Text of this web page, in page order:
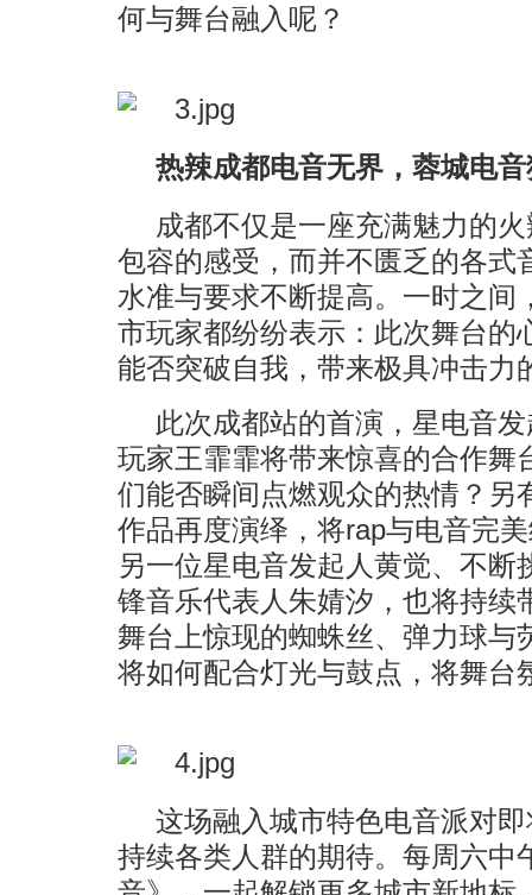
何与舞台融入呢？
热辣成都电音无界，蓉城电
成都不仅是一座充满魅力的
包容的感受，而并不匮乏的各式
水准与要求不断提高。一时之间
市玩家都纷纷表示：此次舞台的
能否突破自我，带来极具冲击力
此次成都站的首演，星电音
玩家王霏霏将带来惊喜的合作舞
们能否瞬间点燃观众的热情？另
作品再度演绎，将rap与电音完
另一位星电音发起人黄觉、不
锋音乐代表人朱婧汐，也将持续
舞台上惊现的蜘蛛丝、弹力球与
将如何配合灯光与鼓点，将舞台
这场融入城市特色电音派对
持续各类人群的期待。每周六中